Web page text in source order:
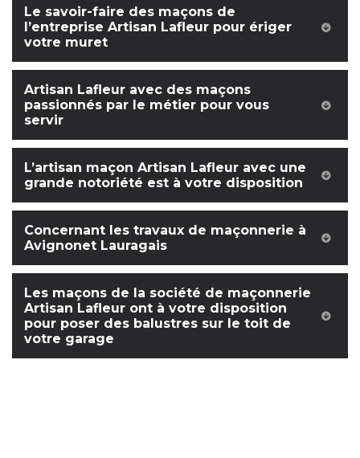
Le savoir-faire des maçons de
l’entreprise Artisan Lafleur pour ériger
votre muret
Artisan Lafleur avec des maçons
passionnés par le métier pour vous
servir
L’artisan maçon Artisan Lafleur avec une
grande notoriété est à votre disposition
Concernant les travaux de maçonnerie à
Avignonet Lauragais
Les maçons de la société de maçonnerie
Artisan Lafleur ont à votre disposition
pour poser des balustres sur le toit de
votre garage